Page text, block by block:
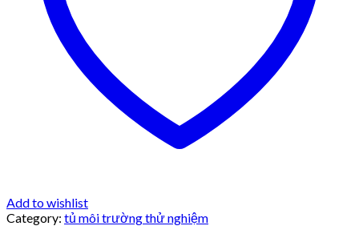
Add to wishlist
Category: tủ môi trường thử nghiệm